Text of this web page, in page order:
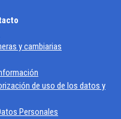
y cambiarias
de uso de los datos y
Personales